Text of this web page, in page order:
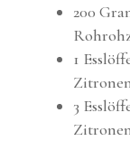
200
1
3